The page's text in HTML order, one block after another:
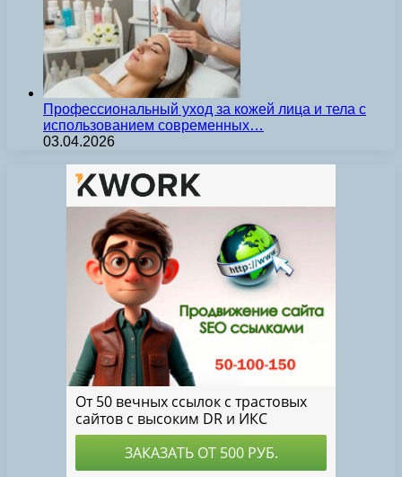
Профессиональный уход за кожей лица и тела с
использованием современных…
03.04.2026